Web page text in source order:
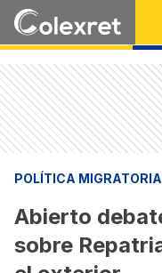
POLÍTICA MIGRATORIA
Abierto
sobre